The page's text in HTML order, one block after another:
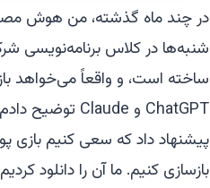
در چند ماه گذشته، من هوش
شنبه‌ها در کلاس برنامه‌نویسی
ساخته است، و واقعاً می‌خواهد